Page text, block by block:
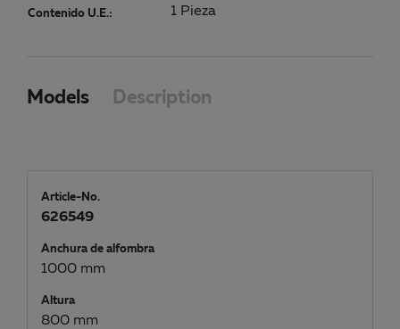
Contenido U.E.: 1 Pieza
Models Description
Article-No.
626549
Anchura de alfombra
1000 mm
Altura
800 mm